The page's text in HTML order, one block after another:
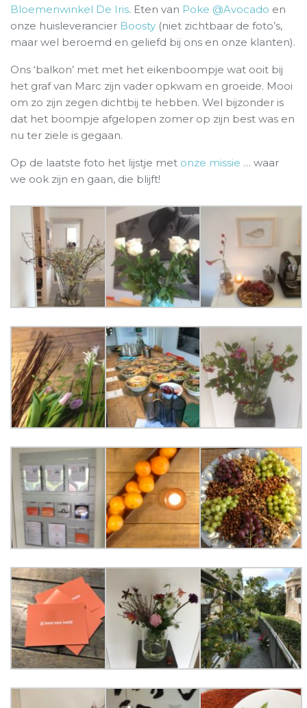
Bloemenwinkel De Iris. Eten van Poke @Avocado en
onze huisleverancier Boosty (niet zichtbaar de foto’s,
maar wel beroemd en geliefd bij ons en onze klanten).
Ons ‘balkon’ met met het eikenboompje wat ooit bij
het graf van Marc zijn vader opkwam en groeide. Mooi
om zo zijn zegen dichtbij te hebben. Wel bijzonder is
dat het boompje afgelopen zomer op zijn best was en
nu ter ziele is gegaan.
Op de laatste foto het lijstje met onze missie … waar
we ook zijn en gaan, die blijft!